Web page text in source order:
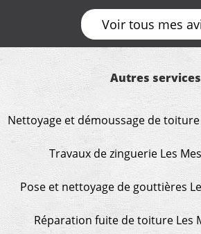
Voir tous mes
Autres services
Nettoyage et démoussage de toiture
Travaux de zinguerie Les
Pose et nettoyage de gouttières
Réparation fuite de toiture Les